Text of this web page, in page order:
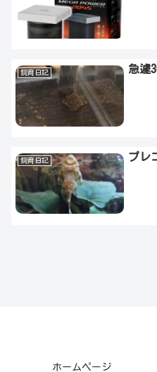
飼育日記 急遽
飼育日記 プレ
ホームページ